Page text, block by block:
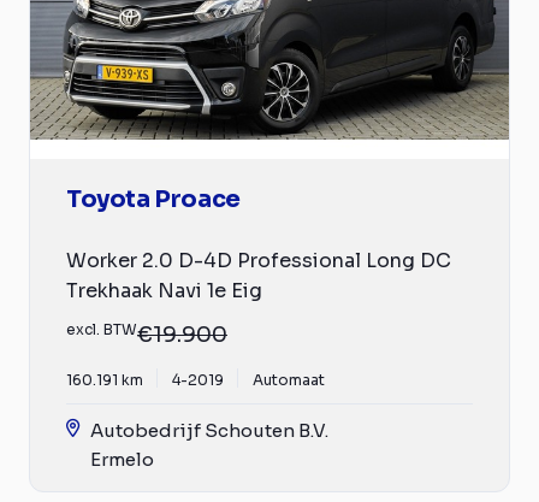
Toyota Proace
Worker 2.0 D-4D Professional Long DC
Trekhaak Navi 1e Eig
excl. BTW€19.900
160.191 km 4-2019 Automaat
Autobedrijf Schouten B.V.
Ermelo